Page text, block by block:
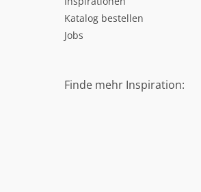
Katalog bestellen
Jobs
Finde mehr Inspiration: